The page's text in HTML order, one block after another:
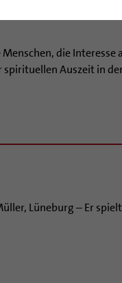
die Interesse
Auszeit in
Lüneburg – Er spielt